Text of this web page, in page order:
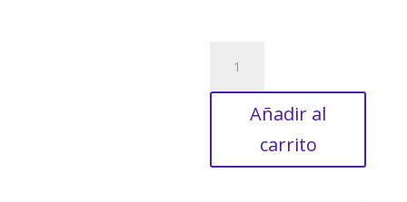
SUSPENDIDO
ROCA
MERIDIAN
HORIZONTAL
Añadir al
carrito